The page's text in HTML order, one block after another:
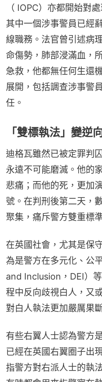
（ IOPC）亦都開始對
其中一個涉事警員已經
線職務。法官曾引述病
命傷勢，肺部浸滿血，
急救，他都無任何生還
展開，包括調查涉事警
任。
「雙標執法」變逆
迪格瓦雖然已被定罪判
永遠不可能磨滅。他的
悲痛；而他的死，更加
號。在判刑後第二天，
聚集，痛斥警方雙重標
在英國社會，尤其是保
為是警方在多元化、公
and Inclusion，DEI）
程中反向歧視白人，又
對白人執法更加嚴厲果
有些右翼人士認為警方
已經在英國右翼圈子出
指警方對右派人士的執